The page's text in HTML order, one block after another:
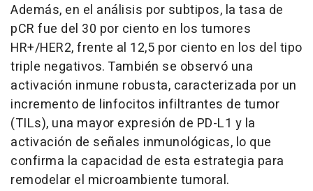
Además, en el análisis por subtipos, la tasa de
pCR fue del 30 por ciento en los tumores
HR+/HER2, frente al 12,5 por ciento en los del tipo
triple negativos. También se observó una
activación inmune robusta, caracterizada por un
incremento de linfocitos infiltrantes de tumor
(TILs), una mayor expresión de PD-L1 y la
activación de señales inmunológicas, lo que
confirma la capacidad de esta estrategia para
remodelar el microambiente tumoral.